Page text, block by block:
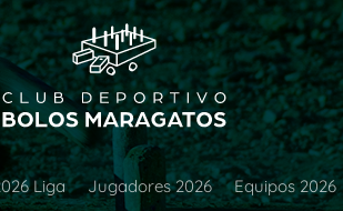
Liga Jugadores 2026 Equipos 2026